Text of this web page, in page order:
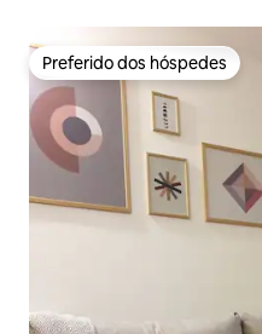
Preferido dos hóspedes
Preferido dos hóspedes